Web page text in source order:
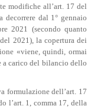
modifiche all’art. 17 del
dal 1° gennaio
2021 (secondo quanto
2021), la copertura dei
«viene, quindi, ormai
a carico del bilancio dello
formulazione dell’art. 17
l’art. 1, comma 17, della